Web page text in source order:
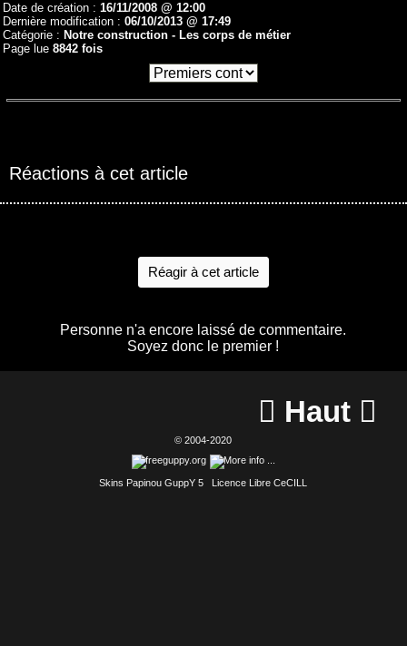
Date de création :16/11/2008 @ 12:00
Dernière modification :06/10/2013 @ 17:49
Catégorie : Notre construction - Les corps de métier
Page lue8842 fois
Réactions à cet article
Réagir à cet article
Personne n'a encore laissé de commentaire.
Soyez donc le premier !
 Haut 
© 2004-2020
Skins Papinou GuppY 5 Licence Libre CeCILL